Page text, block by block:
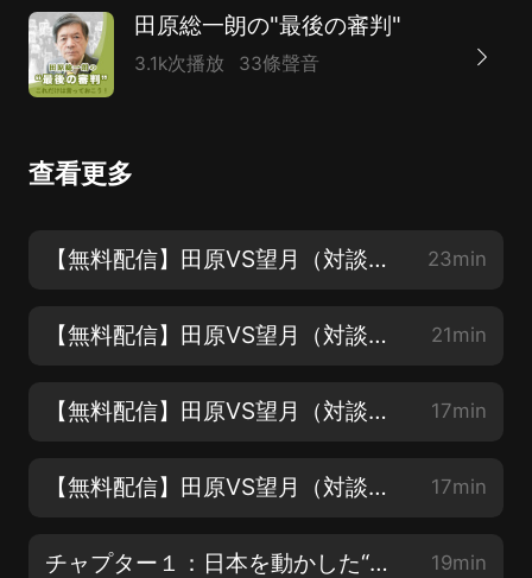
3：「令和」の幕開けと日本のジャーナリズム エピソー
ド4：「ポスト安倍」と「令和おじさん」待望論の行
方 田原総一朗（たはら・そういちろう） 1934年、滋賀
ー。 主として放送、出版などのメディアを通じてジャ
ねにジャーナリズムに新風をもたらしてきた。著書多
づき・いそこ） 1975年、東京都生まれ。慶應義塾大學
田原総一朗の"最後の審判"
3.1k次播放 33條聲音
查看更多
【無料配信】田原VS望月（対談１）：官房長官記者會見のウラ側 23min
【無料配信】田原VS望月（対談２）：メスを入れろ！ーー馴れ合い「記者クラブ」の実態 21min
【無料配信】田原VS望月（対談３）：「令和」の幕開けと日本のジャーナリズム 17min
【無料配信】田原VS望月（対談４）：「ポスト安倍」と「令和おじさん」待望論の行方 17min
チャプター１：日本を動かした“怪物”たち（その１） 19min